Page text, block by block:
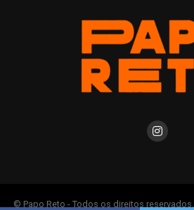
© Papo Reto - Todos os direitos reservados.